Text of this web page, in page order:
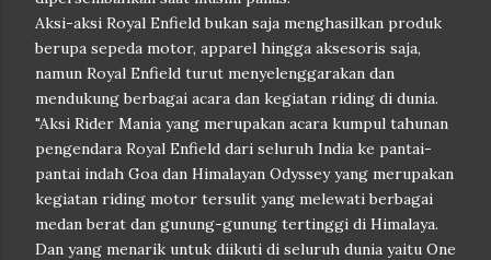
Aksi-aksi Royal Enfield bukan saja menghasilkan produk
berupa sepeda motor, apparel hingga aksesoris saja,
namun Royal Enfield turut menyelenggarakan dan
mendukung berbagai acara dan kegiatan riding di dunia.
"Aksi Rider Mania yang merupakan acara kumpul tahunan
pengendara Royal Enfield dari seluruh India ke pantai-
pantai indah Goa dan Himalayan Odyssey yang merupakan
kegiatan riding motor tersulit yang melewati berbagai
medan berat dan gunung-gunung tertinggi di Himalaya.
Dan yang menarik untuk diikuti di seluruh dunia yaitu One